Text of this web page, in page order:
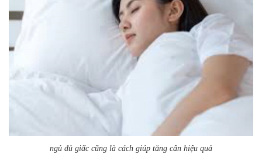
ngủ đủ giấc cũng là cách giúp tăng cân hiệu quả